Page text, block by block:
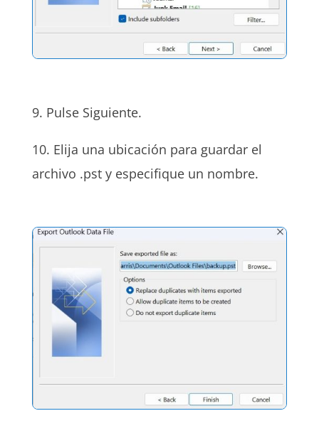
9. Pulse Siguiente.
10. Elija una ubicación para guardar el
archivo .pst y especifique un nombre.